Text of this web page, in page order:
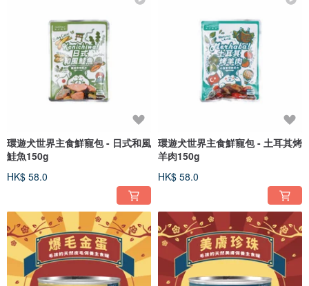
環遊犬世界主食鮮寵包 - 日式和風
鮭魚150g
HK$ 58.0
環遊犬世界主食鮮寵包 - 土耳其烤
羊肉150g
HK$ 58.0